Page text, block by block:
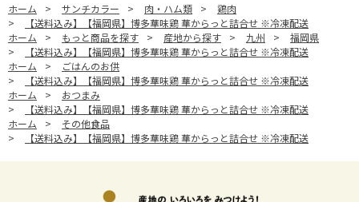
ホーム > サンチカラー > 肉・ハム類 >
鶏肉
>
【送料込み】【福岡県】博多華味鶏 華からっと詰合せ ※冷凍配送
ホーム
> もっと商品を探す > 産地から探す > 九州 >
福岡県
>
【送料込み】【福岡県】博多華味鶏 華からっと詰合せ ※冷凍配送
ホーム
>
ごはんのお供
>
【送料込み】【福岡県】博多華味鶏 華からっと詰合せ ※冷凍配送
ホーム
>
おつまみ
>
【送料込み】【福岡県】博多華味鶏 華からっと詰合せ ※冷凍配送
ホーム
>
その他食品
>
【送料込み】【福岡県】博多華味鶏 華からっと詰合せ ※冷凍配送